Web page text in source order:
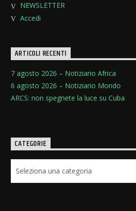
NEWSLETTER
Accedi
ARTICOLI RECENTI
7 agosto 2026 – Notiziario Africa
6 agosto 2026 – Notiziario Mondo
ARCS: non spegnete la luce su Cuba
CATEGORIE